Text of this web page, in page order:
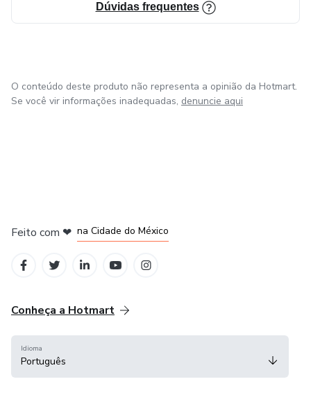
Dúvidas frequentes
O conteúdo deste produto não representa a opinião da Hotmart.
Se você vir informações inadequadas, denuncie aqui
Feito com ❤ na Cidade do México
Conheça a Hotmart
Idioma
Português